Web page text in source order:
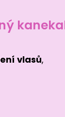
vlasů,